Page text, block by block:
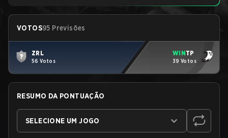
VOTOS95 Previsões
ZRL
56 Votos
WINTP
39 Votos
RESUMO DA PONTUAÇÃO
SELECIONE UM JOGO